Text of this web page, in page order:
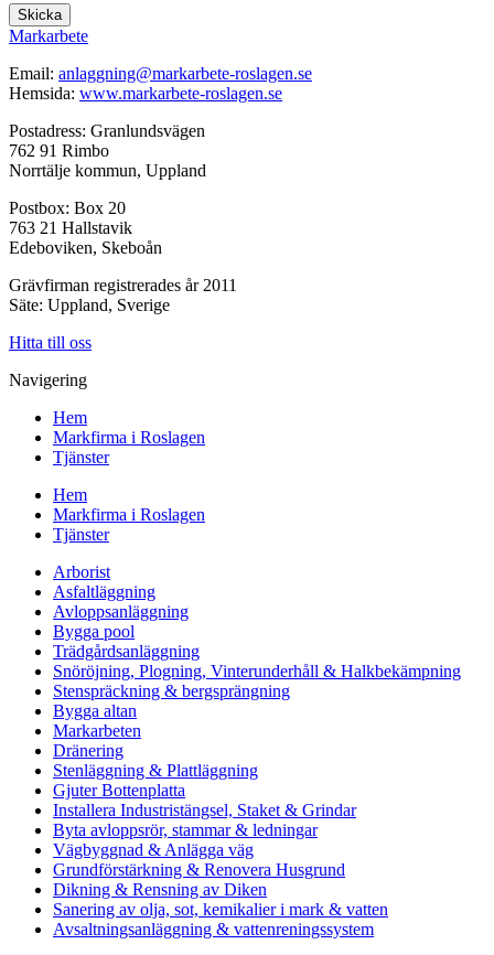
Skicka
Markarbete
Email: anlaggning@markarbete-roslagen.se
Hemsida: www.markarbete-roslagen.se
Postadress: Granlundsvägen
762 91 Rimbo
Norrtälje kommun, Uppland
Postbox: Box 20
763 21 Hallstavik
Edeboviken, Skeboån
Grävfirman registrerades år 2011
Säte: Uppland, Sverige
Hitta till oss
Navigering
Hem
Markfirma i Roslagen
Tjänster
Hem
Markfirma i Roslagen
Tjänster
Arborist
Asfaltläggning
Avloppsanläggning
Bygga pool
Trädgårdsanläggning
Snöröjning, Plogning, Vinterunderhåll & Halkbekämpning
Stenspräckning & bergsprängning
Bygga altan
Markarbeten
Dränering
Stenläggning & Plattläggning
Gjuter Bottenplatta
Installera Industristängsel, Staket & Grindar
Byta avloppsrör, stammar & ledningar
Vägbyggnad & Anlägga väg
Grundförstärkning & Renovera Husgrund
Dikning & Rensning av Diken
Sanering av olja, sot, kemikalier i mark & vatten
Avsaltningsanläggning & vattenreningssystem